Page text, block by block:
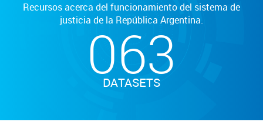
Recursos acerca del funcionamiento del sistema de
justicia de la República Argentina.
063
DATASETS